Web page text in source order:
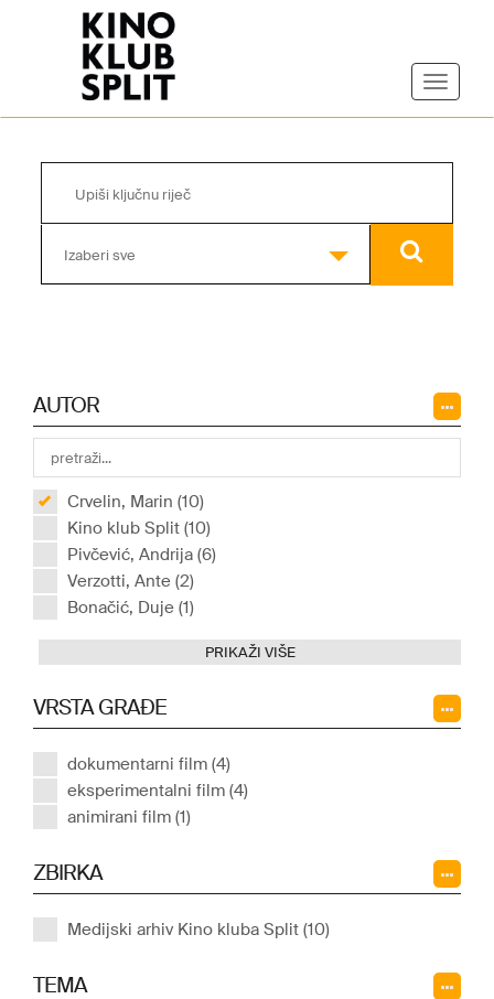
Izaberi sve
AUTOR
Crvelin, Marin (10)
Kino klub Split (10)
Pivčević, Andrija (6)
Verzotti, Ante (2)
Bonačić, Duje (1)
PRIKAŽI VIŠE
VRSTA GRAĐE
dokumentarni film (4)
eksperimentalni film (4)
animirani film (1)
ZBIRKA
Medijski arhiv Kino kluba Split (10)
TEMA